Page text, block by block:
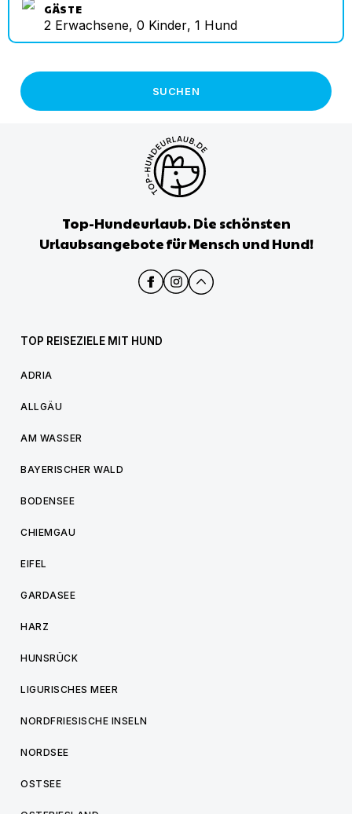
GÄSTE
2 Erwachsene, 0 Kinder, 1 Hund
SUCHEN
Top-Hundeurlaub. Die schönsten
Urlaubsangebote für Mensch und Hund!
TOP REISEZIELE MIT HUND
ADRIA
ALLGÄU
AM WASSER
BAYERISCHER WALD
BODENSEE
CHIEMGAU
EIFEL
GARDASEE
HARZ
HUNSRÜCK
LIGURISCHES MEER
NORDFRIESISCHE INSELN
NORDSEE
OSTSEE